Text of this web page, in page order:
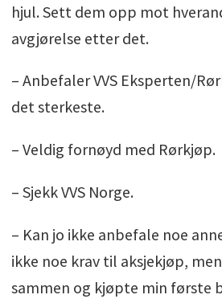
hjul. Sett dem opp mot
avgjørelse etter det.
– Anbefaler VVS Eksperten/
det sterkeste.
– Veldig fornøyd med Rørkjøp.
– Sjekk VVS Norge.
– Kan jo ikke anbefale noe
ikke noe krav til aksjekjøp,
sammen og kjøpte min første